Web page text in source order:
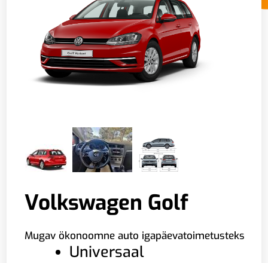
Volkswagen Golf
Mugav ökonoomne auto igapäevatoimetusteks
Universaal